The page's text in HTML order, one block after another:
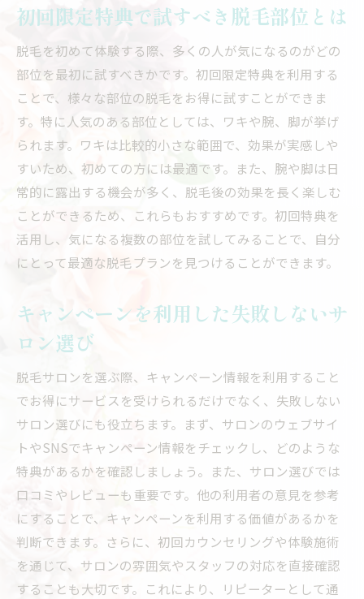
初回限定特典で試すべき脱毛部位とは
脱毛を初めて体験する際、多くの人が気になるのがどの
部位を最初に試すべきかです。初回限定特典を利用する
ことで、様々な部位の脱毛をお得に試すことができま
す。特に人気のある部位としては、ワキや腕、脚が挙げ
られます。ワキは比較的小さな範囲で、効果が実感しや
すいため、初めての方には最適です。また、腕や脚は日
常的に露出する機会が多く、脱毛後の効果を長く楽しむ
ことができるため、これらもおすすめです。初回特典を
活用し、気になる複数の部位を試してみることで、自分
にとって最適な脱毛プランを見つけることができます。
キャンペーンを利用した失敗しないサ
ロン選び
脱毛サロンを選ぶ際、キャンペーン情報を利用すること
でお得にサービスを受けられるだけでなく、失敗しない
サロン選びにも役立ちます。まず、サロンのウェブサイ
トやSNSでキャンペーン情報をチェックし、どのような
特典があるかを確認しましょう。また、サロン選びでは
口コミやレビューも重要です。他の利用者の意見を参考
にすることで、キャンペーンを利用する価値があるかを
判断できます。さらに、初回カウンセリングや体験施術
を通じて、サロンの雰囲気やスタッフの対応を直接確認
することも大切です。これにより、リピーターとして通